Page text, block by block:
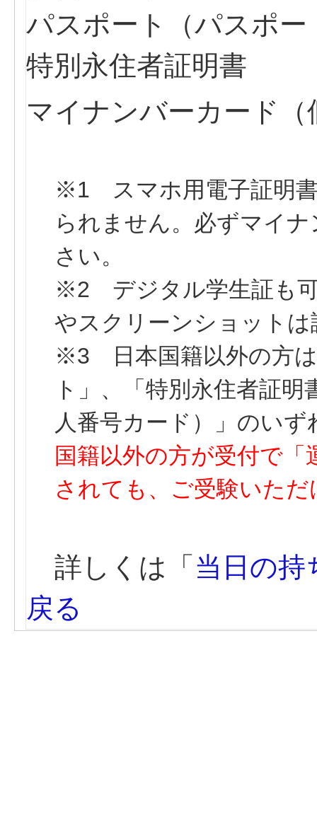
パスポート（パスポ
特別永住者証明書
マイナンバーカード
※1 スマホ用電子証明書
られません。必ずマイ
さい。
※2 デジタル学生証も可
やスクリーンショット
※3 日本国籍以外の方は
ト」、「特別永住者証
人番号カード）」のい
国籍以外の方が受付で「
されても、ご受験いた
詳しくは「 当日の持
戻る